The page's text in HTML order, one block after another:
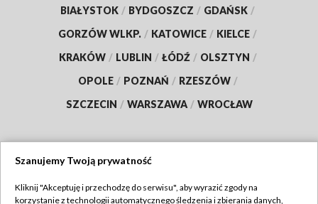
BIAŁYSTOK / BYDGOSZCZ / GDAŃSK /
GORZÓW WLKP. / KATOWICE / KIELCE /
KRAKÓW / LUBLIN / ŁÓDŹ / OLSZTYN /
OPOLE / POZNAŃ / RZESZÓW /
SZCZECIN / WARSZAWA / WROCŁAW
Szanujemy Twoją prywatność
Kliknij "Akceptuję i przechodzę do serwisu", aby wyrazić zgody na
korzystanie z technologii automatycznego śledzenia i zbierania danych,